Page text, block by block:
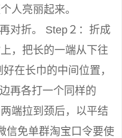
人亮丽起来。
对折。 Step２：折成
，把长的一端从下往
在长巾的中间位置，
再各打一个同样的
端拉到颈后，以平结
信免单群淘宝口令要使